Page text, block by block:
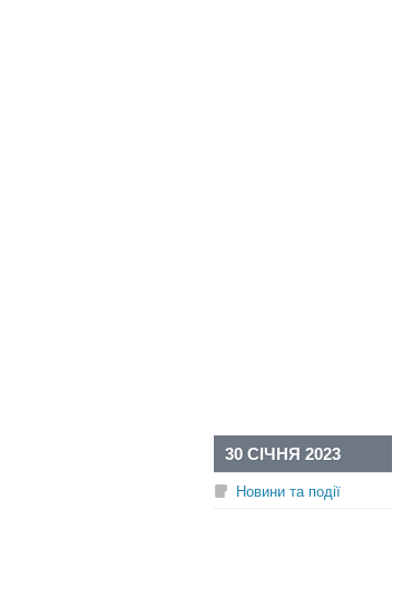
30 СІЧНЯ 2023
Новини та події